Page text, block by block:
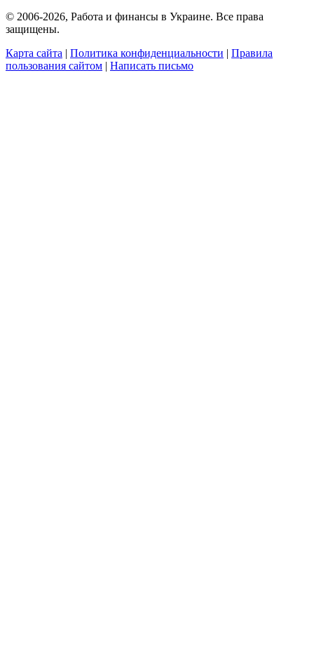
© 2006-2026, Работа и финансы в Украине. Все права
защищены.
Карта сайта | Политика конфиденциальности | Правила
пользования сайтом | Написать письмо